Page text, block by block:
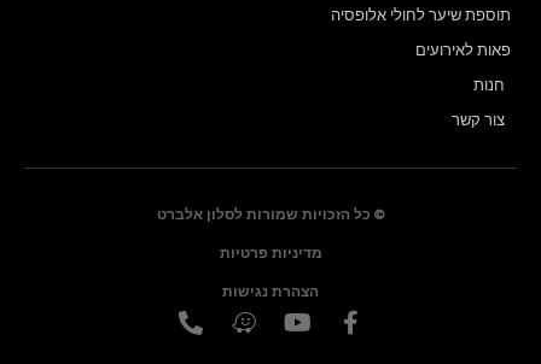
תוספת שיער לחולי אלופסיה
פאות לאירועים
חנות
צור קשר
© כל הזכויות שמורות לסלון אלברט
מדיניות פרטיות
הצהרת נגישות